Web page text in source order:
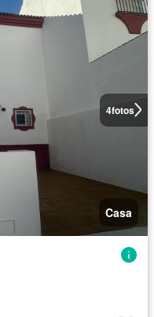
4fotos
Casa